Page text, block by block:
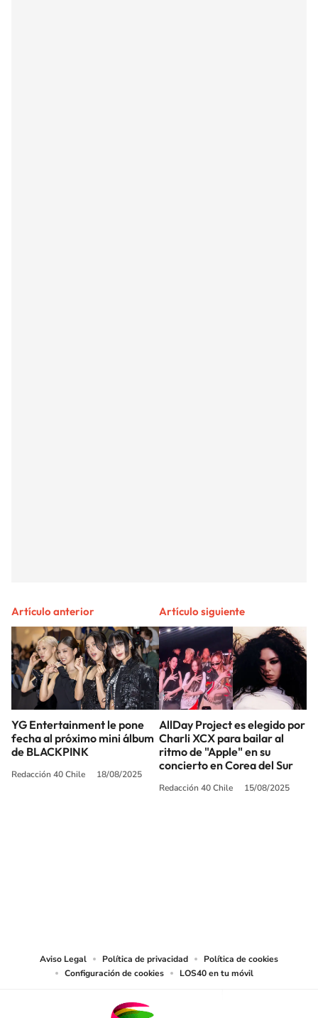
Artículo anterior
YG Entertainment le pone
fecha al próximo mini álbum
de BLACKPINK
Redacción 40 Chile 18/08/2025
Artículo siguiente
AllDay Project es elegido por
Charli XCX para bailar al
ritmo de "Apple" en su
concierto en Corea del Sur
Redacción 40 Chile 15/08/2025
Aviso Legal Política de privacidad
Política de cookies
Configuración de cookies
LOS40 en tu móvil